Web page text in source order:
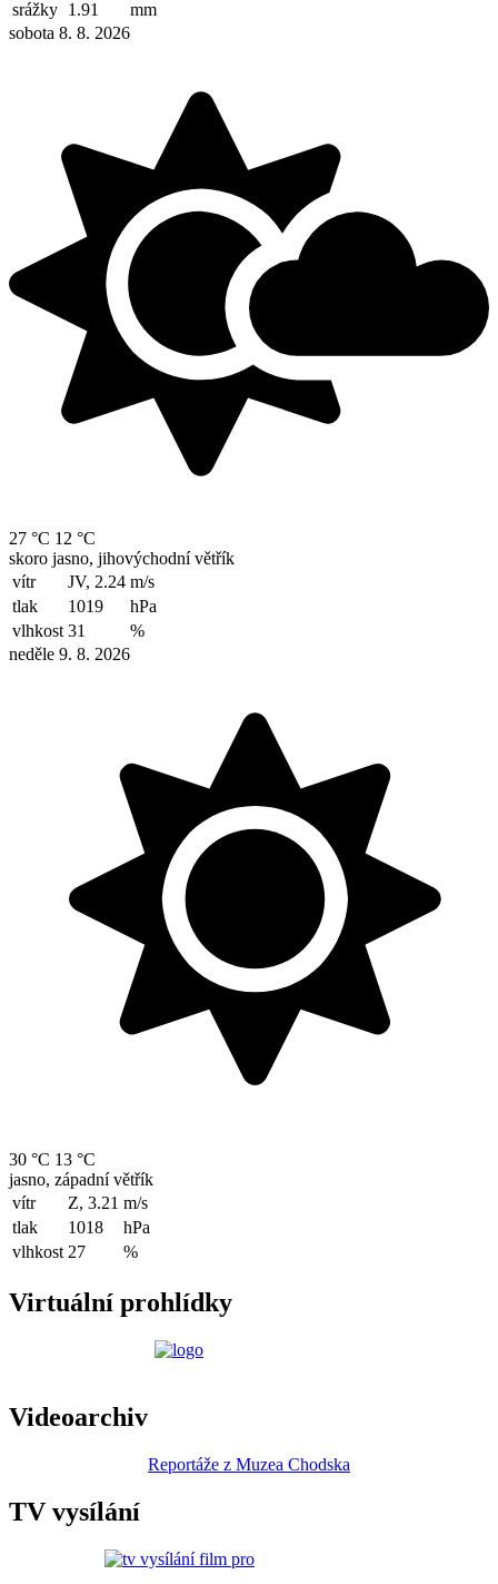
srážky 1.91
mm
sobota 8. 8. 2026
27 °C 12 °C
skoro jasno, jihovýchodní větřík
vítr
JV, 2.24 m/s
tlak
1019
hPa
vlhkost 31
%
neděle 9. 8. 2026
30 °C 13 °C
jasno, západní větřík
vítr
Z, 3.21 m/s
tlak
1018
hPa
vlhkost 27 %
Virtuální prohlídky
Videoarchiv
Reportáže z Muzea Chodska
TV vysílání